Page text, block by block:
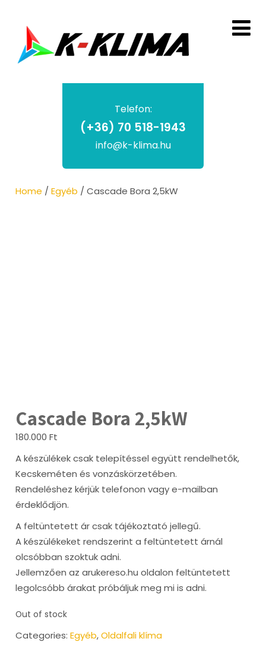
Telefon:
(+36) 70 518-1943
info@k-klima.hu
Home /Egyéb / Cascade Bora 2,5kW
Cascade Bora 2,5kW
180.000Ft
A készülékek csak telepítéssel együtt rendelhetők,
Kecskeméten és vonzáskörzetében.
Rendeléshez kérjük telefonon vagy e-mailban
érdeklődjön.
A feltüntetett ár csak tájékoztató jellegű.
A készülékeket rendszerint a feltüntetett árnál
olcsóbban szoktuk adni.
Jellemzően az arukereso.hu oldalon feltüntetett
legolcsóbb árakat próbáljuk meg mi is adni.
Out of stock
Categories:Egyéb,Oldalfali klíma